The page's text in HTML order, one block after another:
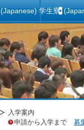
(Japanese) 学生寮
入学案内
申請から入学まで
募